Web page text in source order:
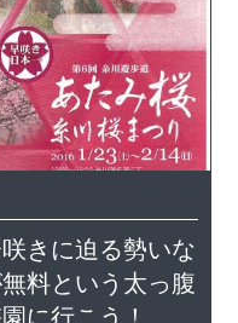
きに迫る勢いな
料という太っ腹
に行こう！